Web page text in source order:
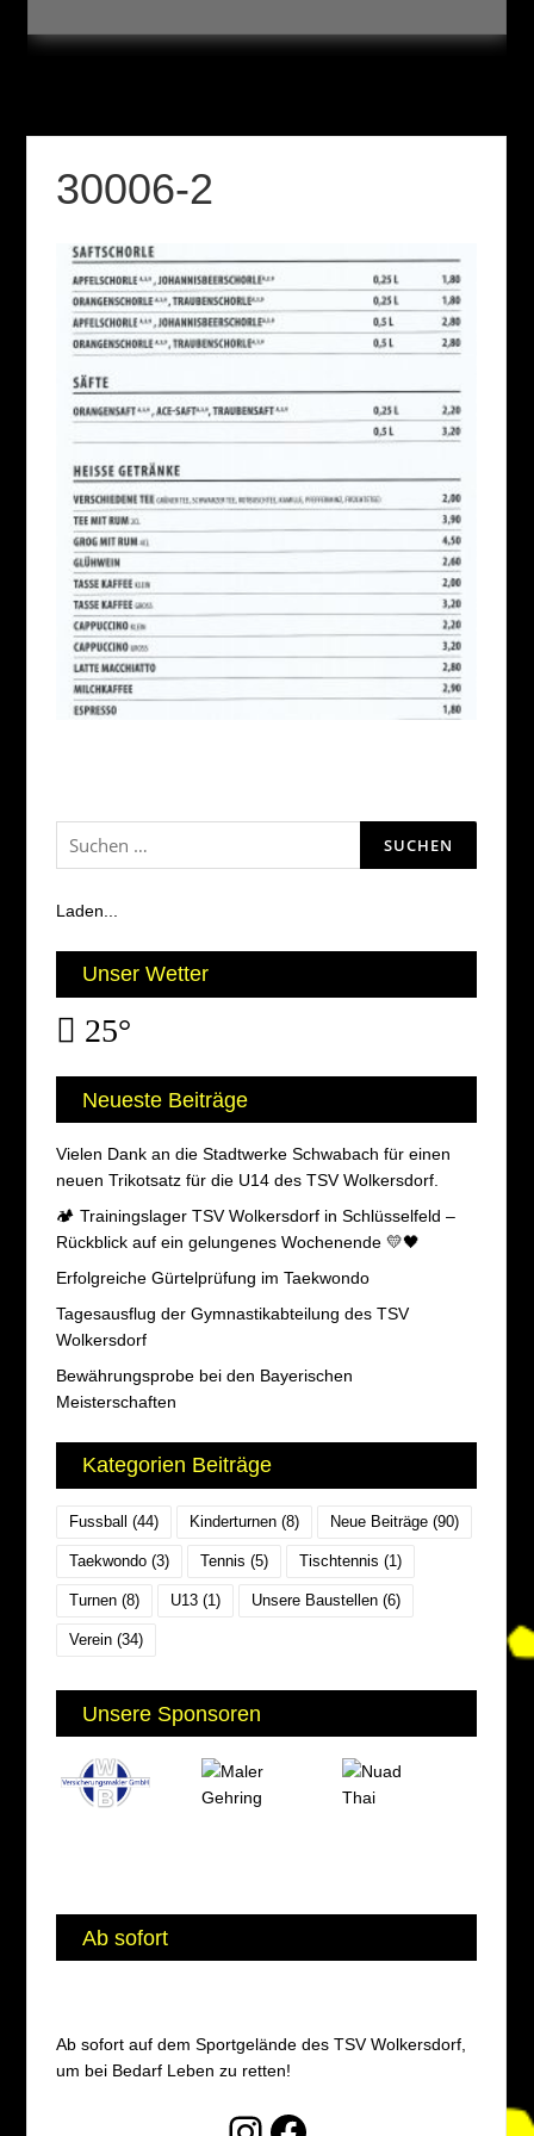
30006-2
Suchen
nach:
Laden...
Unser Wetter
25°
Neueste Beiträge
Vielen Dank an die Stadtwerke Schwabach für einen
neuen Trikotsatz für die U14 des TSV Wolkersdorf.
🏕️ Trainingslager TSV Wolkersdorf in Schlüsselfeld –
Rückblick auf ein gelungenes Wochenende 💛🖤
Erfolgreiche Gürtelprüfung im Taekwondo
Tagesausflug der Gymnastikabteilung des TSV
Wolkersdorf
Bewährungsprobe bei den Bayerischen
Meisterschaften
Kategorien Beiträge
Fussball (44) Kinderturnen(8) Neue Beiträge(90)
Taekwondo(3) Tennis (5) Tischtennis (1)
Turnen(8) U13(1) Unsere Baustellen(6)
Verein(34)
Unsere Sponsoren
Ab sofort
Ab sofort auf dem Sportgelände des TSV Wolkersdorf,
um bei Bedarf Leben zu retten!